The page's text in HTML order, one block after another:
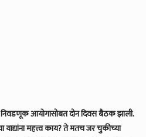
निवडणूक आयोगासोबत दोन दिवस बैठक झाली.
महत्त्व काय? ते मतच जर चुकीच्या